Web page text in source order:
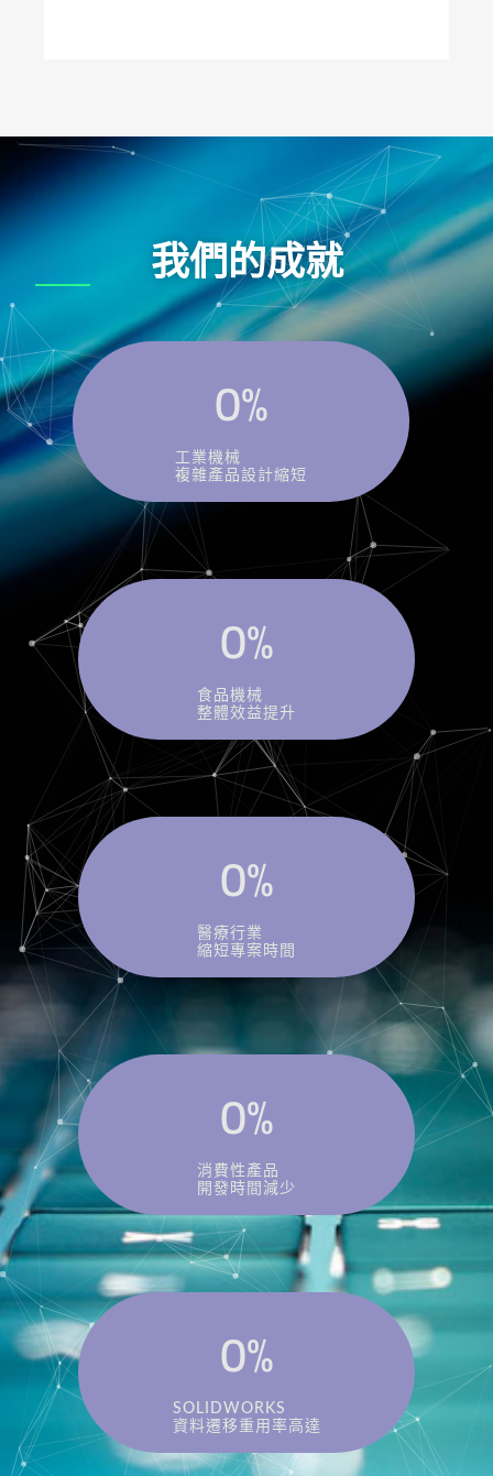
我們的成就
工業機械
複雜產品設計縮短
0%
食品機械
整體效益提升
0%
醫療行業
縮短專案時間
0%
消費性產品
開發時間減少
0%
SOLIDWORKS
資料遷移重用率高達
0%